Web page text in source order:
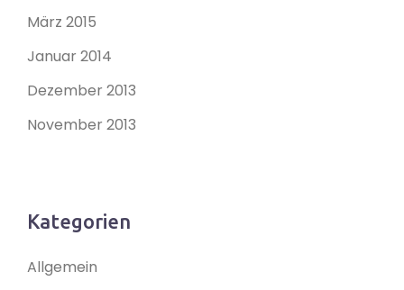
März 2015
Januar 2014
Dezember 2013
November 2013
Kategorien
Allgemein